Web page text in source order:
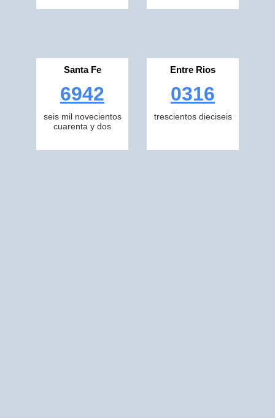
Santa Fe
6942
seis mil novecientos
cuarenta y dos
Entre Rios
0316
trescientos dieciseis